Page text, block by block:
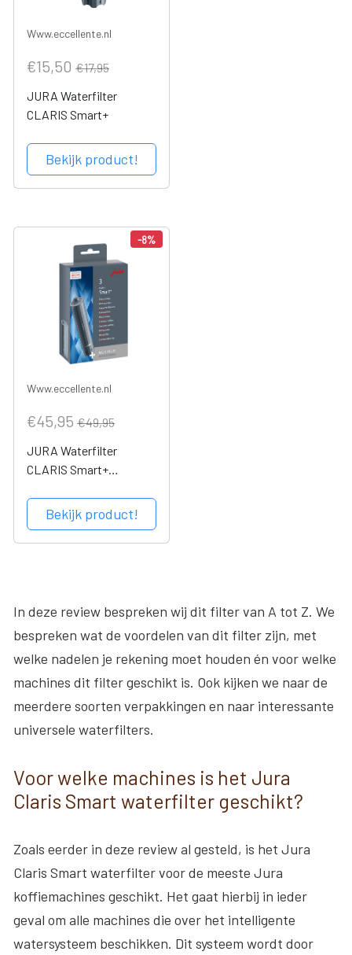
Www.eccellente.nl
€15,50 €17,95
JURA Waterfilter
CLARIS Smart+
Bekijk product!
-8%
Www.eccellente.nl
€45,95 €49,95
JURA Waterfilter
CLARIS Smart+
Bekijk product!
In deze review bespreken wij dit filter van A tot Z. We
bespreken wat de voordelen van dit filter zijn, met
welke nadelen je rekening moet houden én voor welke
machines dit filter geschikt is. Ook kijken we naar de
meerdere soorten verpakkingen en naar interessante
universele waterfilters.
Voor welke machines is het Jura
Claris Smart waterfilter geschikt?
Zoals eerder in deze review al gesteld, is het Jura
Claris Smart waterfilter voor de meeste Jura
koffiemachines geschikt. Het gaat hierbij in ieder
geval om alle machines die over het intelligente
watersysteem beschikken. Dit systeem wordt door